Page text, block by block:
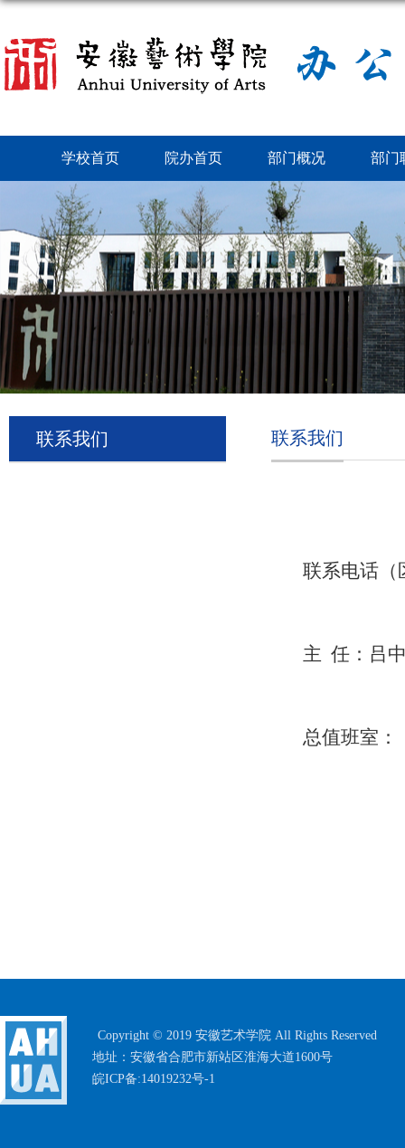
学校首页 院办首页 部门概况 部门
联系我们 联系我们
联系电话
主 任：吕
总值班室：
Copyright © 2019 安徽艺术学院 All Rights Reserved
地址：安徽省合肥市新站区淮海大道1600号
皖ICP备:14019232号-1